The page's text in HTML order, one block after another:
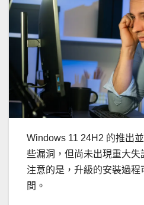
Windows 11 24H2 的推出
些漏洞，但尚未出現重大
注意的是，升級的安裝過
間。